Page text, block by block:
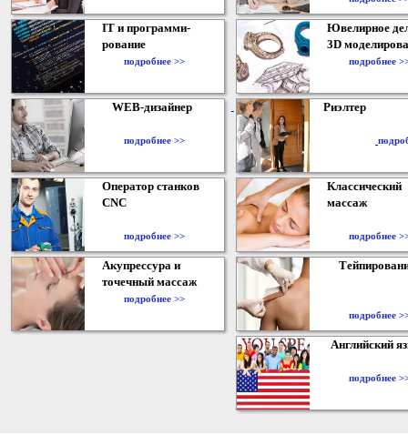
IT и программи-
рование
подробнее >>
Ювелирное
3D
подробнее
WEB-дизайнер
подробнее >>
Риэлтер
Оператор станков
CNC
подробнее >>
Классический
массаж
подробнее
Акупрессура и
точечный массаж
подробнее >>
подробнее
Английский
подробнее